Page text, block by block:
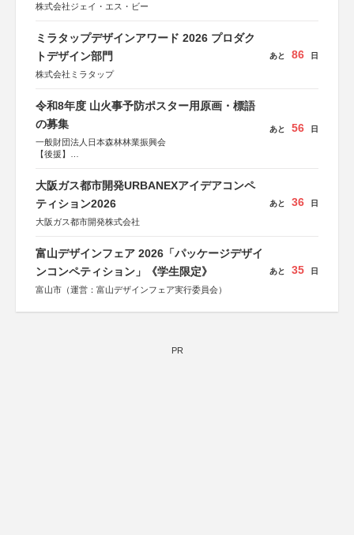
株式会社ジェイ・エス・ビー
ミラタップデザインアワード 2026 プロダク
トデザイン部門
株式会社ミラタップ
あと 86 日
令和8年度 山火事予防ポスター用原画・標語
の募集
一般財団法人日本森林林業振興会
【後援】
会、森林火災対策協会
あと 56 日
大阪ガス都市開発URBANEXアイデアコンペ
ティション2026
大阪ガス都市開発株式会社
あと 36 日
富山デザインフェア 2026「パッケージデザイ
ンコンペティション」《学生限定》
富山市（運営：富山デザインフェア実行委員会）
あと 35 日
PR